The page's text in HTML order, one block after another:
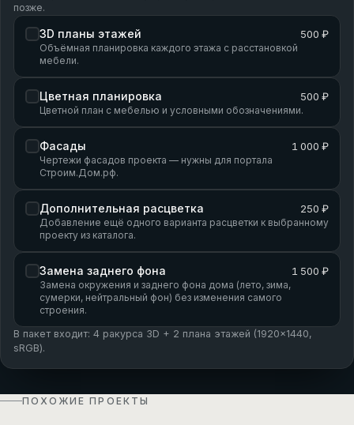
позже.
3D планы этажей 500 ₽
Объёмная планировка каждого этажа с расстановкой
мебели.
Цветная планировка 500 ₽
Цветной план с мебелью и условными обозначениями.
Фасады 1 000 ₽
Чертежи фасадов проекта — нужны для портала
Строим.Дом.рф.
Дополнительная расцветка 250 ₽
Добавление ещё одного варианта расцветки к выбранному
проекту из каталога.
Замена заднего фона 1 500 ₽
Замена окружения и заднего фона дома (лето, зима,
сумерки, нейтральный фон) без изменения самого
строения.
В пакет входит: 4 ракурса 3D + 2 плана этажей (1920×1440,
sRGB).
ПОХОЖИЕ ПРОЕКТЫ